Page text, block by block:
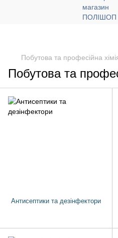
Побутова та професійна
Побутова та
Антисептики та дезінфектори